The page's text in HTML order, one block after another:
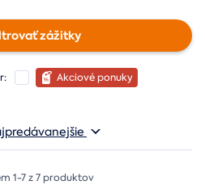
zážitky
Akciové ponuky
1-7 z 7 produktov